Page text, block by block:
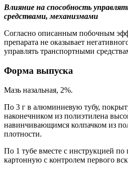
Влияние на способность
средствами, механизмами
Согласно описанным побочным
препарата не оказывает
управлять транспортными
Форма выпуска
Мазь назальная, 2%.
По 3 г в алюминиевую тубу,
наконечником из полиэтилена
навинчивающимся колпачком из
плотности.
По 1 тубе вместе с инструкцией
картонную с контролем первого